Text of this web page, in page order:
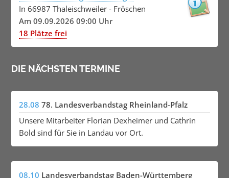
In 66987 Thaleischweiler - Fröschen
Am 09.09.2026 09:00 Uhr
18 Plätze frei
DIE NÄCHSTEN TERMINE
28.08 78. Landesverbandstag Rheinland-Pfalz
Unsere Mitarbeiter Florian Dexheimer und Cathrin
Bold sind für Sie in Landau vor Ort.
08.10 Landesverbandstag Baden-Württemberg